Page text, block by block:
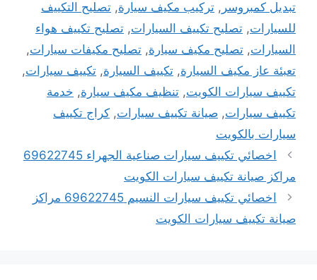
تبديل كمبروسر , تركيب مكيف سيارة, تصليح التكييف
للسيارات, تصليح تكييف السيارات, تصليح تكييف هواء
السيارات, تصليح مكيف سيارة, تصليح مكيفات سيارات,
تعبئة عاز مكيف السيارة, تكييف السيارة, تكييف سيارات,
تكييف سيارات الكويت, تنظيف مكيف سيارة, خدمة
تكييف سيارات, صيانة تكييف سيارات, كراج تكييف
سيارات بالكويت
اخصائي تكييف سيارات صناعية الجهراء 69622745
مراكز صيانة تكييف سيارات الكويت
اخصائي تكييف سيارات النسيم 69622745 مراكز
صيانة تكييف سيارات الكويت